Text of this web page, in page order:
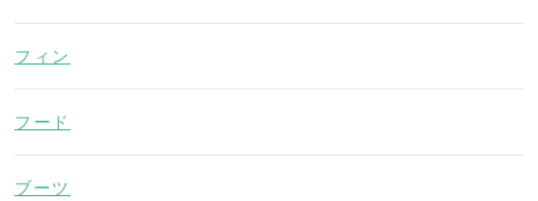
フィン
フード
ブーツ